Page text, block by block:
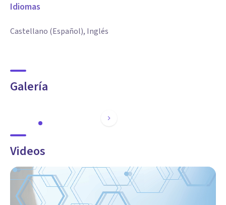
Idiomas
Castellano (Español), Inglés
Galería
Videos